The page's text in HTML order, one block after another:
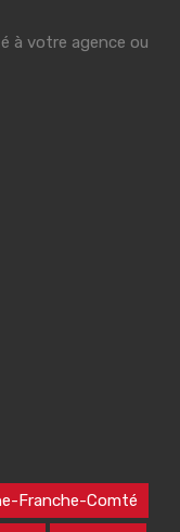
à votre agence ou
Franche-Comté